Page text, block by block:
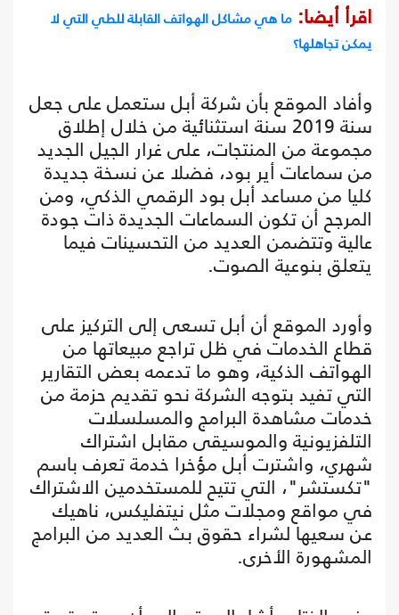
اقرأ أيضا: ما هي مشاكل الهواتف القابلة للطي التي لا
يمكن تجاهلها؟
وأفاد الموقع بأن شركة أبل ستعمل على جعل
سنة 2019 سنة استثنائية من خلال إطلاق
مجموعة من المنتجات، على غرار الجيل الجديد
من سماعات أير بود، فضلا عن نسخة جديدة
كليا من مساعد أبل بود الرقمي الذكي، ومن
المرجح أن تكون السماعات الجديدة ذات جودة
عالية وتتضمن العديد من التحسينات فيما
يتعلق بنوعية الصوت.
وأورد الموقع أن أبل تسعى إلى التركيز على
قطاع الخدمات في ظل تراجع مبيعاتها من
الهواتف الذكية، وهو ما تدعمه بعض التقارير
التي تفيد بتوجه الشركة نحو تقديم حزمة من
خدمات مشاهدة البرامج والمسلسلات
التلفزيونية والموسيقى مقابل اشتراك
شهري، واشترت أبل مؤخرا خدمة تعرف باسم
"تكستشر"، التي تتيح للمستخدمين الاشتراك
في مواقع ومجلات مثل نيتفليكس، ناهيك
عن سعيها لشراء حقوق بث العديد من البرامج
المشهورة الأخرى.